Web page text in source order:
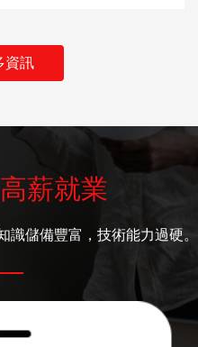
資訊
高薪就業
儲備豐富，技術能力過硬。